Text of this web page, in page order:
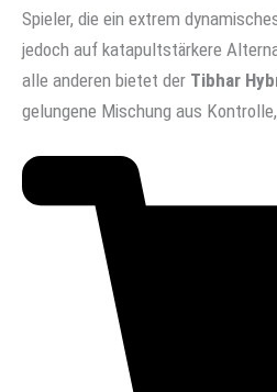
Spieler, die ein extrem
jedoch auf katapultstärkere
alle anderen bietet der Tibhar
gelungene Mischung aus